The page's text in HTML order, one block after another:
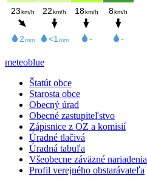
meteoblue
Štatút obce
Starosta obce
Obecný úrad
Obecné zastupiteľstvo
Zápisnice z OZ a komisií
Úradné tlačivá
Úradná tabuľa
Všeobecne záväzné nariadenia
Profil verejného obstarávateľa